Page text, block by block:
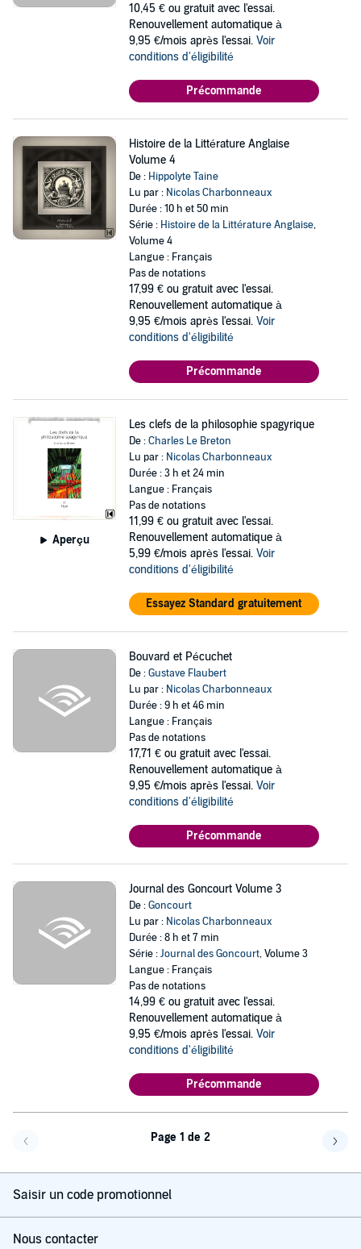
10,45 € ou gratuit avec l'essai.
Renouvellement automatique à
9,95 €/mois après l'essai. Voir
conditions d'éligibilité
Précommande
Histoire de la Littérature Anglaise
Volume 4
De : Hippolyte Taine
Lu par : Nicolas Charbonneaux
Durée : 10 h et 50 min
Série : Histoire de la Littérature Anglaise,
Volume 4
Langue : Français
Pas de notations
17,99 € ou gratuit avec l'essai.
Renouvellement automatique à
9,95 €/mois après l'essai. Voir
conditions d'éligibilité
Précommande
Aperçu
Les clefs de la philosophie spagyrique
De :Charles Le Breton
Lu par : Nicolas Charbonneaux
Durée : 3 h et 24 min
Langue : Français
Pas de notations
11,99 € ou gratuit avec l'essai.
Renouvellement automatique à
5,99 €/mois après l'essai. Voir
conditions d'éligibilité
Essayez Standard gratuitement
Bouvard et Pécuchet
De :Gustave Flaubert
Lu par : Nicolas Charbonneaux
Durée : 9 h et 46 min
Langue : Français
Pas de notations
17,71 € ou gratuit avec l'essai.
Renouvellement automatique à
9,95 €/mois après l'essai. Voir
conditions d'éligibilité
Précommande
Journal des Goncourt Volume 3
De :Goncourt
Lu par : Nicolas Charbonneaux
Durée : 8 h et 7 min
Série :Journal des Goncourt, Volume 3
Langue : Français
Pas de notations
14,99 € ou gratuit avec l'essai.
Renouvellement automatique à
9,95 €/mois après l'essai. Voir
conditions d'éligibilité
Précommande
Page 1 de 2
Saisir un code promotionnel
Nous contacter